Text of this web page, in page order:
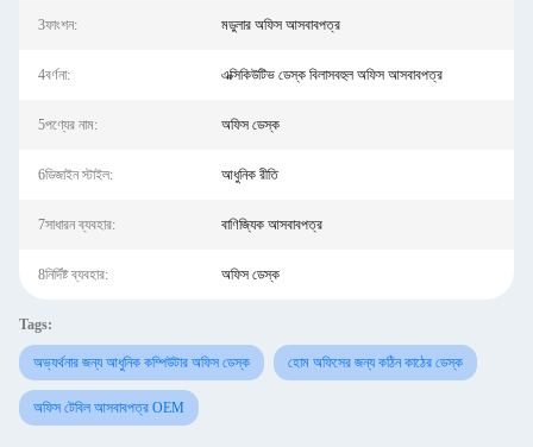
3ফাংশন: মডুলার অফিস আসবাবপত্র
4বর্ণনা: এক্সিকিউটিভ ডেস্ক বিলাসবহুল অফিস আসবাবপত্র
5পণ্যের নাম: অফিস ডেস্ক
6ডিজাইন স্টাইল: আধুনিক রীতি
7সাধারন ব্যবহার: বাণিজ্যিক আসবাবপত্র
8নির্দিষ্ট ব্যবহার: অফিস ডেস্ক
Tags:
অভ্যর্থনার জন্য আধুনিক কম্পিউটার অফিস ডেস্ক হোম অফিসের জন্য কঠিন কাঠের ডেস্ক
অফিস টেবিল আসবাবপত্র OEM